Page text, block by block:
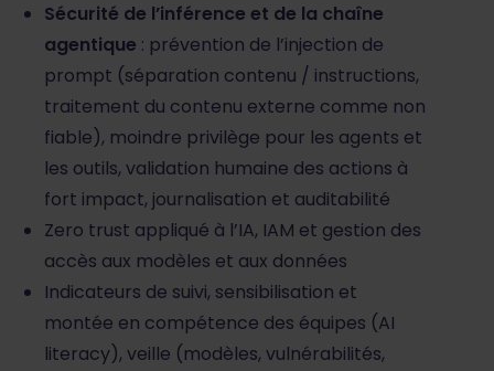
Sécurité de l’inférence et de la chaîne
agentique : prévention de l’injection de
prompt (séparation contenu / instructions,
traitement du contenu externe comme non
fiable), moindre privilège pour les agents et
les outils, validation humaine des actions à
fort impact, journalisation et auditabilité
Zero trust appliqué à l’IA, IAM et gestion des
accès aux modèles et aux données
Indicateurs de suivi, sensibilisation et
montée en compétence des équipes (AI
literacy), veille (modèles, vulnérabilités,